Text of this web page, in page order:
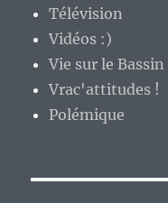
Télévision
Vidéos :)
Vie sur le
Vrac'attitudes !
Polémique